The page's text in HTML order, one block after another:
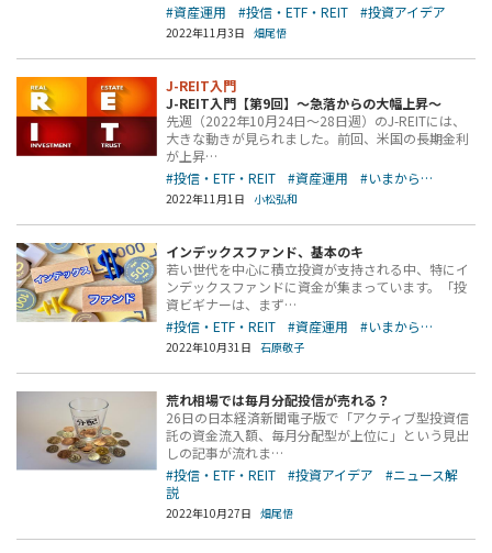
#資産運用
#投信・ETF・REIT #投資アイデア
2022年11月3日 畑尾悟
J-REIT入門
J-REIT入門【第9回】～急落からの大幅上昇～
先週（2022年10月24日～28日週）のJ-REITには、
大きな動きが見られました。前回、米国の長期金利
が上昇…
#投信・ETF・REIT
#資産運用 #いまから…
2022年11月1日 小松弘和
インデックスファンド、基本のキ
若い世代を中心に積立投資が支持される中、特にイ
ンデックスファンドに資金が集まっています。「投
資ビギナーは、まず…
#投信・ETF・REIT
#資産運用 #いまから…
2022年10月31日 石原敬子
荒れ相場では毎月分配投信が売れる？
26日の日本経済新聞電子版で「アクティブ型投資信
託の資金流入額、毎月分配型が上位に」という見出
しの記事が流れま…
#投信・ETF・REIT
#投資アイデア
#ニュース解
説
2022年10月27日 畑尾悟